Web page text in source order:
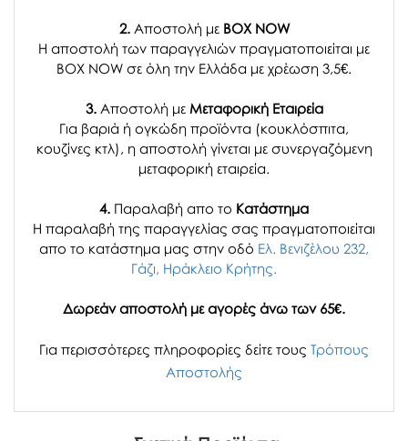
2. Αποστολή μεBOX NOW
Η αποστολή των παραγγελιών πραγματοποιείται με
BOX NOW σε όλη την Ελλάδα με χρέωση 3,5€.
3. Αποστολή μεΜεταφορική Εταιρεία
Για βαριά ή ογκώδη προϊόντα (κουκλόσπιτα,
κουζίνες κτλ), η αποστολή γίνεται με συνεργαζόμενη
μεταφορική εταιρεία.
4. Παραλαβή απο το Κατάστημα
H παραλαβή της παραγγελίας σας πραγματοποιείται
απο το κατάστημα μας στην οδό Ελ. Βενιζέλου 232,
Γάζι, Ηράκλειο Κρήτης.
Δωρεάν αποστολή με αγορές άνω των 65€.
Για περισσότερες πληροφορίες δείτε τους Τρόπους
Αποστολής